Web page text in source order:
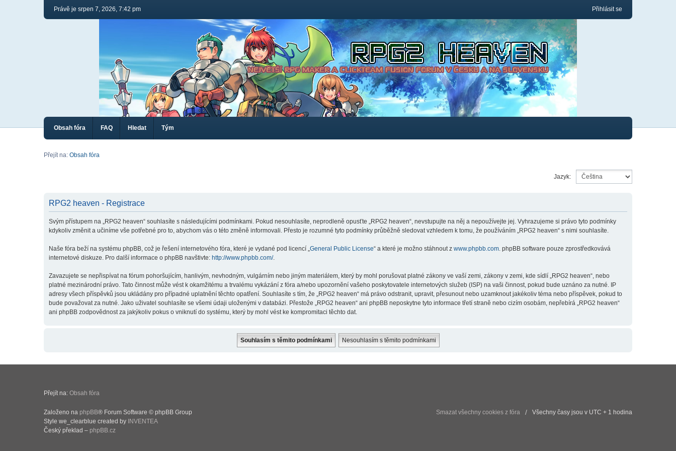
Právě je srpen 7, 2026, 7:42 pm Přihlásit se
Obsah fóra FAQ Hledat Tým
Přejít na: Obsah fóra
Jazyk:
RPG2 heaven - Registrace
Svým přístupem na „RPG2 heaven“ souhlasíte s následujícími podmínkami. Pokud nesouhlasíte, neprodleně opusťte „RPG2 heaven“, nevstupujte na něj a nepoužívejte jej. Vyhrazujeme si právo tyto podmínky
kdykoliv změnit a učiníme vše potřebné pro to, abychom vás o této změně informovali. Přesto je rozumné tyto podmínky průběžně sledovat vzhledem k tomu, že používáním „RPG2 heaven“ s nimi souhlasíte.
Naše fóra beží na systému phpBB, což je řešení internetového fóra, které je vydané pod licencí „General Public License“ a které je možno stáhnout z www.phpbb.com. phpBB software pouze zprostředkovává
internetové diskuze. Pro další informace o phpBB navštivte: http://www.phpbb.com/.
Zavazujete se nepřispívat na fórum pohoršujícím, hanlivým, nevhodným, vulgárním nebo jiným materiálem, který by mohl porušovat platné zákony ve vaší zemi, zákony v zemi, kde sídlí „RPG2 heaven“, nebo
platné mezinárodní právo. Tato činnost může vést k okamžitému a trvalému vykázání z fóra a/nebo upozornění vašeho poskytovatele internetových služeb (ISP) na vaši činnost, pokud bude uznáno za nutné. IP
adresy všech příspěvků jsou ukládány pro případné uplatnění těchto opatření. Souhlasíte s tím, že „RPG2 heaven“ má právo odstranit, upravit, přesunout nebo uzamknout jakékoliv téma nebo příspěvek, pokud to
bude považovat za nutné. Jako uživatel souhlasíte se všemi údaji uloženými v databázi. Přestože „RPG2 heaven“ ani phpBB neposkytne tyto informace třetí straně nebo cizím osobám, nepřebírá „RPG2 heaven“
ani phpBB zodpovědnost za jakýkoliv pokus o vniknutí do systému, který by mohl vést ke kompromitaci těchto dat.
Přejít na: Obsah fóra
Smazat všechny cookies z fóra Všechny časy jsou v UTC + 1 hodina
Založeno na phpBB® Forum Software © phpBB Group
Style we_clearblue created by INVENTEA
Český překlad – phpBB.cz